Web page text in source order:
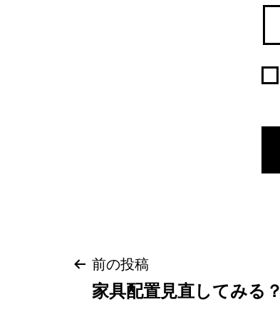
投前の投稿
家具配置見直してみる？